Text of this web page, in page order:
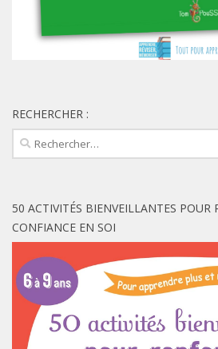
RECHERCHER :
Rechercher :
50 ACTIVITÉS BIENVEILLANTES POUR
CONFIANCE EN SOI